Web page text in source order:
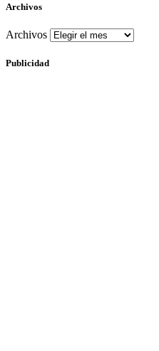
Archivos
Archivos
Publicidad